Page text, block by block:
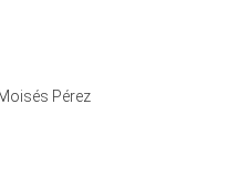
Pérez